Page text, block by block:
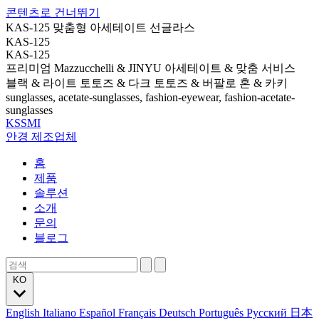
콘텐츠로 건너뛰기
KAS-125 맞춤형 아세테이트 선글라스
KAS-125
KAS-125
프리미엄 Mazzucchelli & JINYU 아세테이트 & 맞춤 서비스
블랙 & 라이트 토토즈 & 다크 토토즈 & 버팔로 혼 & 카키
sunglasses, acetate-sunglasses, fashion-eyewear, fashion-acetate-
sunglasses
KSSMI
안경 제조업체
홈
제품
솔루션
소개
문의
블로그
English Italiano Español Français Deutsch Português Русский 日本